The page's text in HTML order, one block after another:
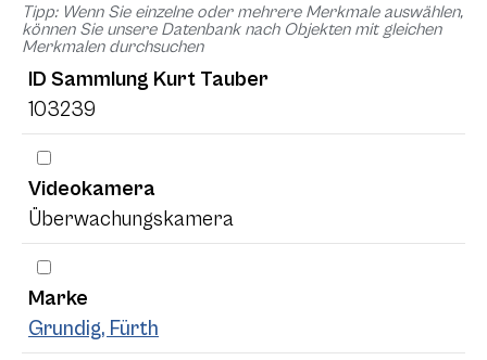
Tipp: Wenn Sie einzelne oder mehrere Merkmale auswählen,
können Sie unsere Datenbank nach Objekten mit gleichen
Merkmalen durchsuchen
ID Sammlung Kurt Tauber
103239
Videokamera
Überwachungskamera
Marke
Grundig, Fürth